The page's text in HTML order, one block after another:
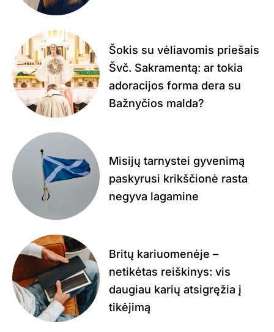
Šokis su vėliavomis priešais
Švč. Sakramentą: ar tokia
adoracijos forma dera su
Bažnyčios malda?
Misijų tarnystei gyvenimą
paskyrusi krikščionė rasta
negyva lagamine
Britų kariuomenėje –
netikėtas reiškinys: vis
daugiau karių atsigręžia į
tikėjimą